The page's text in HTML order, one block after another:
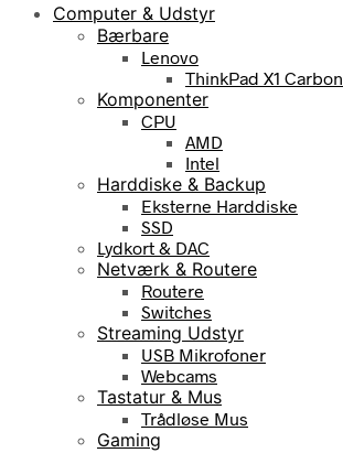
Computer & Udstyr
Bærbare
Lenovo
ThinkPad X1 Carbon
Komponenter
CPU
AMD
Intel
Harddiske & Backup
Eksterne Harddiske
SSD
Lydkort & DAC
Netværk & Routere
Routere
Switches
Streaming Udstyr
USB Mikrofoner
Webcams
Tastatur & Mus
Trådløse Mus
Gaming